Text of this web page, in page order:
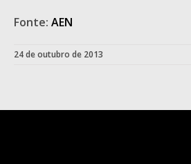
Fonte: AEN
24 de outubro de 2013